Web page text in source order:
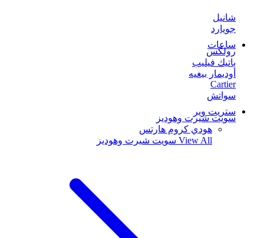
شانيل
جويارد
ساعات
رولكس
باتيك فيليب
أوديمار بيغيه
Cartier
سواتش
ستريت وير
سويت شيرت وهوديز
هودي كروم هارتس
View All سويت شيرت وهوديز